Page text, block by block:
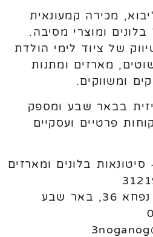
מכירה קמעונאית
ומוצרי מסיבה.
של ציוד לימי הולדת
מארזים ומתנות
ומשווקים.
בבאר שבע ומספק
פרטיים ועסקיים
בלונים ומארזים
שבע